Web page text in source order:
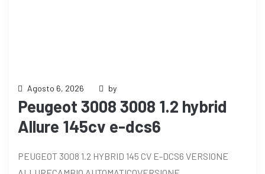
Agosto 6, 2026 by
Peugeot 3008 3008 1.2 hybrid
Allure 145cv e-dcs6
PEUGEOT 3008 1.2 HYBRID 145 CV E-DCS6 VERSIONE